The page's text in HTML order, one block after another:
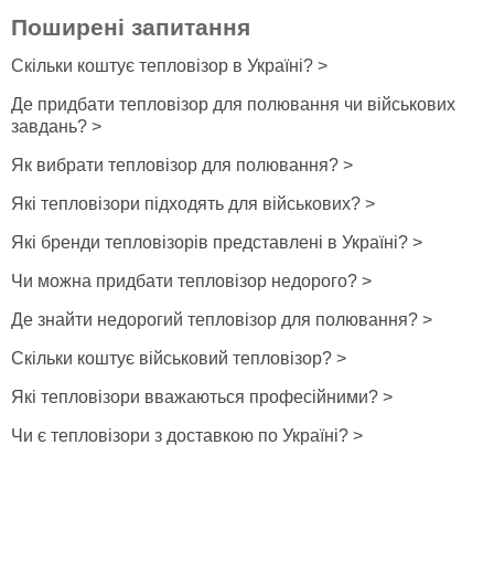
Поширені запитання
Скільки коштує тепловізор в Україні? >
Де придбати тепловізор для полювання чи військових
завдань? >
Як вибрати тепловізор для полювання? >
Які тепловізори підходять для військових? >
Які бренди тепловізорів представлені в Україні? >
Чи можна придбати тепловізор недорого? >
Де знайти недорогий тепловізор для полювання? >
Скільки коштує військовий тепловізор? >
Які тепловізори вважаються професійними? >
Чи є тепловізори з доставкою по Україні? >